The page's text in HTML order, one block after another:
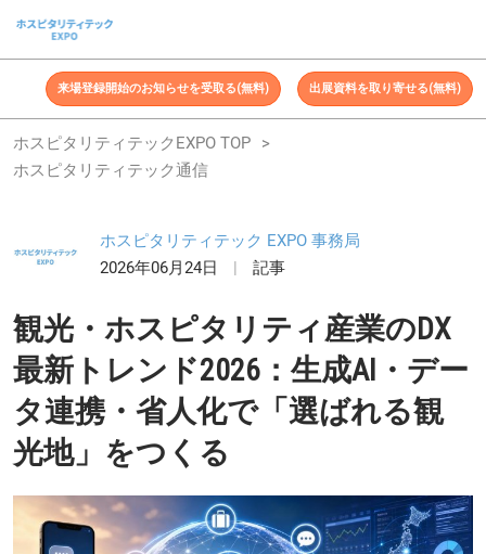
ッ
し
て
進
来場登録開始のお知らせを受取る(無料) 出展資料を取り寄せる(無料)
ホスピタリティテックEXPO TOP
ホスピタリティテック通信
ホスピタリティテック EXPO 事務局
2026年06月24日
記事
観光・ホスピタリティ産業のDX
最新トレンド2026：生成AI・デー
タ連携・省人化で「選ばれる観
光地」をつくる